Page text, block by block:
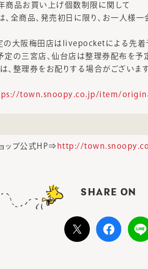
商品お買い上げ個数制限に関して
全商品、発売初日に限り、お一人様
の大阪梅田店はlivepocketによる先着
定の三宮店、仙台店は整理券配布を予
、整理券をお配りする場合がございま
town.snoopy.co.jp/item/
ップ公式HP⇒ http://
SHARE ON